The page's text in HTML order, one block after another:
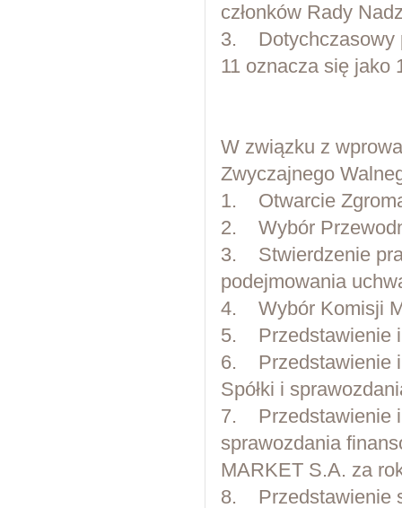
członków Rady
3. Dotychczasowy
11 oznacza się jako
W związku z
Zwyczajnego
1. Otwarcie
2. Wybór
3. Stwierdzenie
podejmowania
4. Wybór Komisji
5. Przedstawienie i
6. Przedstawienie i
Spółki i
7. Przedstawienie i
sprawozdania
MARKET S.A. za
8. Przedstawienie